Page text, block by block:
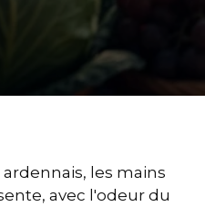
les mains
avec l'odeur du